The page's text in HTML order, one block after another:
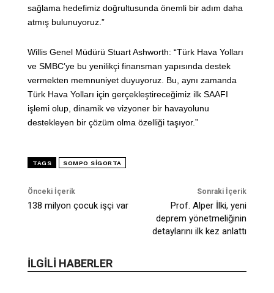
sağlama hedefimiz doğrultusunda önemli bir adım daha
atmış bulunuyoruz.”
Willis Genel Müdürü Stuart Ashworth: “Türk Hava Yolları
ve SMBC’ye bu yenilikçi finansman yapısında destek
vermekten memnuniyet duyuyoruz. Bu, aynı zamanda
Türk Hava Yolları için gerçekleştireceğimiz ilk SAAFI
işlemi olup, dinamik ve vizyoner bir havayolunu
destekleyen bir çözüm olma özelliği taşıyor.”
TAGS SOMPO SIGORTA
Önceki İçerik
138 milyon çocuk işçi var
Sonraki İçerik
Prof. Alper İlki, yeni
deprem yönetmeliğinin
detaylarını ilk kez anlattı
İLGİLİ HABERLER